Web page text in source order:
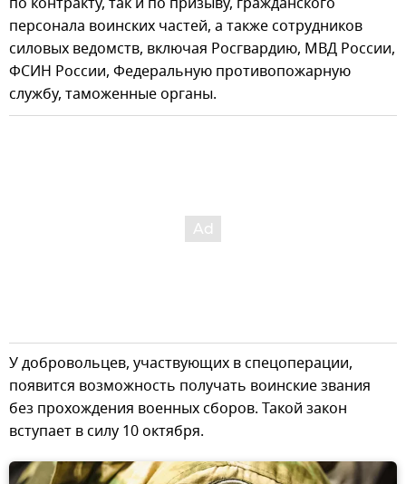
персонала воинских частей, а также сотрудников
силовых ведомств, включая Росгвардию, МВД России,
ФСИН России, Федеральную противопожарную
службу, таможенные органы.
У добровольцев, участвующих в спецоперации,
появится возможность получать воинские звания
без прохождения военных сборов. Такой закон
вступает в силу 10 октября.